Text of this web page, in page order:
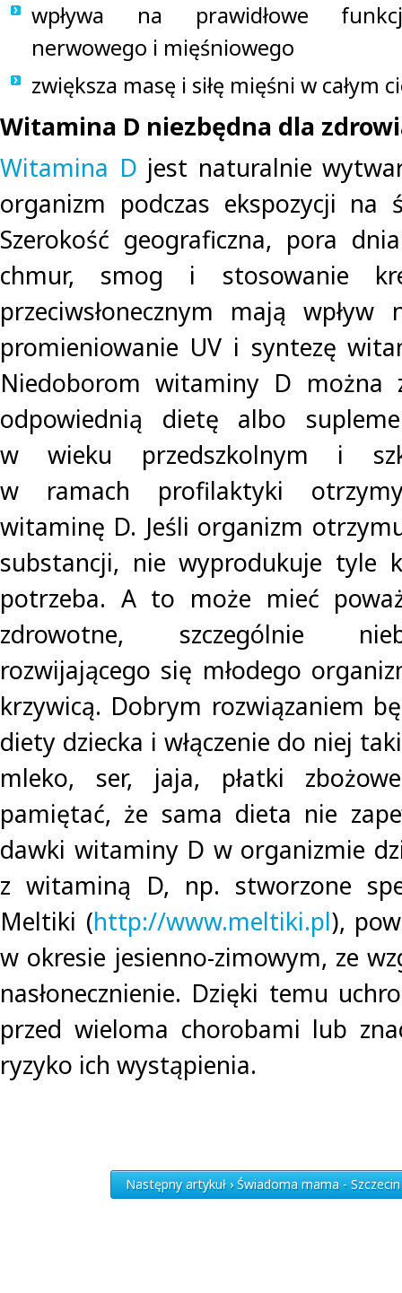
wpływa na prawidłowe
nerwowego i mięśniowego
zwiększa masę i siłę mięśni w całym
Witamina D niezbędna dla
Witamina D jest naturalnie
organizm podczas ekspozycji na
Szerokość geograficzna, pora
chmur, smog i stosowanie
przeciwsłonecznym mają wpływ
promieniowanie UV i syntezę
Niedoborom witaminy D można
odpowiednią dietę albo
w wieku przedszkolnym i
w ramach profilaktyki
witaminę D. Jeśli organizm
substancji, nie wyprodukuje tyle
potrzeba. A to może mieć
zdrowotne, szczególnie
rozwijającego się młodego
krzywicą. Dobrym rozwiązaniem
diety dziecka i włączenie do niej
mleko, ser, jaja, płatki
pamiętać, że sama dieta nie
dawki witaminy D w organizmie
z witaminą D, np. stworzone
Meltiki (http://www.meltiki.pl),
w okresie jesienno-zimowym, ze
nasłonecznienie. Dzięki temu
przed wieloma chorobami lub
ryzyko ich wystąpienia.
Następny artykuł › Świadoma mama -